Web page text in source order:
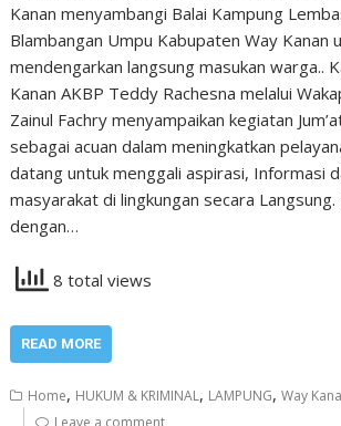
Kanan menyambangi Balai Kampung
Blambangan Umpu Kabupaten Way Kanan
mendengarkan langsung masukan warga..
Kanan AKBP Teddy Rachesna melalui
Zainul Fachry menyampaikan kegiatan
sebagai acuan dalam meningkatkan
datang untuk menggali aspirasi, Informasi
masyarakat di lingkungan secara
dengan…
8 total views
READ MORE
Home, HUKUM & KRIMINAL, LAMPUNG,Way
Leave a comment